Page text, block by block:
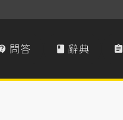
問答  辭典 